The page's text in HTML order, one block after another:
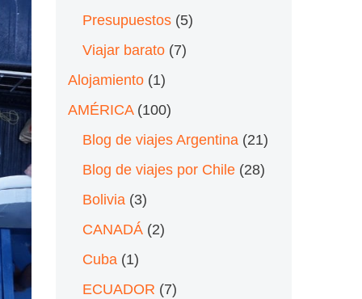
Presupuestos(5)
Viajar barato(7)
Alojamiento(1)
AMÉRICA(100)
Blog de viajes Argentina(21)
Blog de viajes por Chile(28)
Bolivia(3)
CANADÁ(2)
Cuba(1)
ECUADOR (7)